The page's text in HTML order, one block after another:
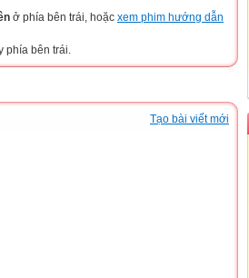
ở phía bên trái, hoặc xem phim hướng dẫn
phía bên trái.
Tạo bài viết mới